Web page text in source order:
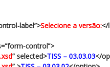
label”>Selecione a versão:</
control”>
” selected>TISS – 03.03.03</